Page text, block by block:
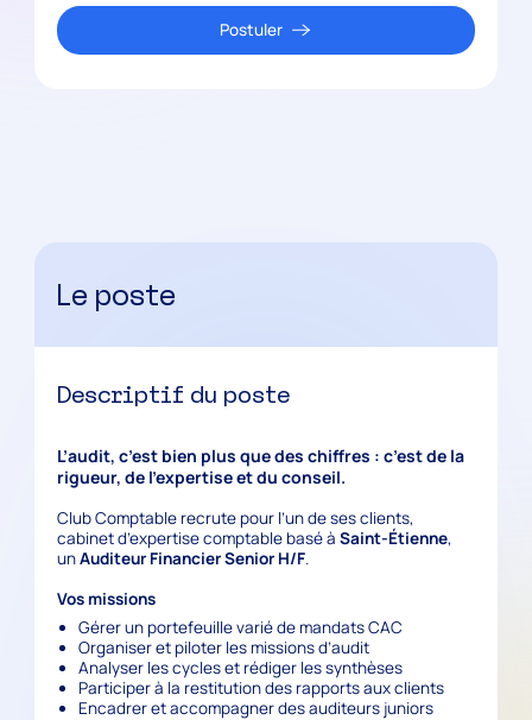
Postuler
Le poste
Descriptif du poste
L’audit, c’est bien plus que des chiffres : c’est de la
rigueur, de l’expertise et du conseil.
Club Comptable recrute pour l’un de ses clients,
cabinet d’expertise comptable basé àSaint-Étienne,
unAuditeur Financier Senior H/F.
Vos missions
Gérer un portefeuille varié de mandats CAC
Organiser et piloter les missions d’audit
Analyser les cycles et rédiger les synthèses
Participer à la restitution des rapports aux clients
Encadrer et accompagner des auditeurs juniors